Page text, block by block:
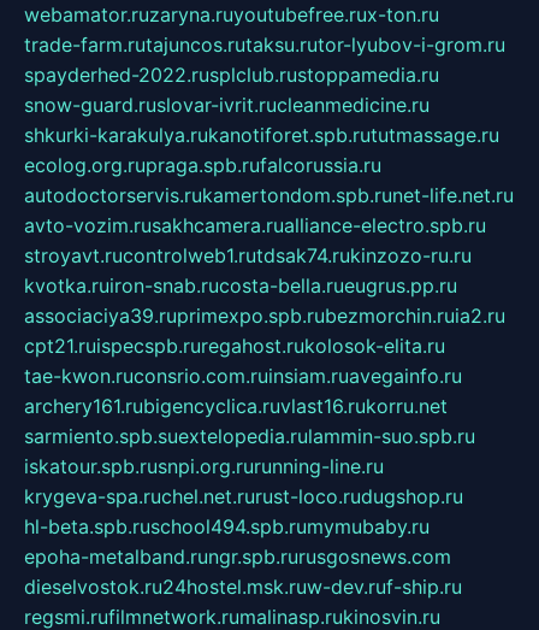
webamator.ruzaryna.ruyoutubefree.rux-ton.ru
trade-farm.rutajuncos.rutaksu.rutor-lyubov-i-grom.ru
spayderhed-2022.rusplclub.rustoppamedia.ru
snow-guard.ruslovar-ivrit.rucleanmedicine.ru
shkurki-karakulya.rukanotiforet.spb.rututmassage.ru
ecolog.org.rupraga.spb.rufalcorussia.ru
autodoctorservis.rukamertondom.spb.runet-life.net.ru
avto-vozim.rusakhcamera.rualliance-electro.spb.ru
stroyavt.rucontrolweb1.rutdsak74.rukinzozo-ru.ru
kvotka.ruiron-snab.rucosta-bella.rueugrus.pp.ru
associaciya39.ruprimexpo.spb.rubezmorchin.ruia2.ru
cpt21.ruispecspb.ruregahost.rukolosok-elita.ru
tae-kwon.ruconsrio.com.ruinsiam.ruavegainfo.ru
archery161.rubigencyclica.ruvlast16.rukorru.net
sarmiento.spb.suextelopedia.rulammin-suo.spb.ru
iskatour.spb.rusnpi.org.rurunning-line.ru
krygeva-spa.ruchel.net.rurust-loco.rudugshop.ru
hl-beta.spb.ruschool494.spb.rumymubaby.ru
epoha-metalband.rungr.spb.rurusgosnews.com
dieselvostok.ru24hostel.msk.ruw-dev.ruf-ship.ru
regsmi.rufilmnetwork.rumalinasp.rukinosvin.ru